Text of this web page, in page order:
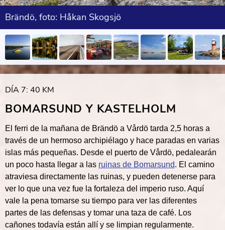
Brändö, foto: Håkan Skogsjö
DÍA 7: 40 KM
BOMARSUND Y KASTELHOLM
El ferri de la mañana de Brändö a Vårdö tarda 2,5 horas a
través de un hermoso archipiélago y hace paradas en varias
islas más pequeñas. Desde el puerto de Vårdö, pedalearán
un poco hasta llegar a las ruinas de Bomarsund. El camino
atraviesa directamente las ruinas, y pueden detenerse para
ver lo que una vez fue la fortaleza del imperio ruso. Aquí
vale la pena tomarse su tiempo para ver las diferentes
partes de las defensas y tomar una taza de café. Los
cañones todavía están allí y se limpian regularmente.